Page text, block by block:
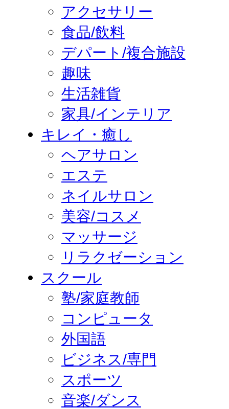
アクセサリー
食品/飲料
デパート/複合施設
趣味
生活雑貨
家具/インテリア
キレイ・癒し
ヘアサロン
エステ
ネイルサロン
美容/コスメ
マッサージ
リラクゼーション
スクール
塾/家庭教師
コンピュータ
外国語
ビジネス/専門
スポーツ
音楽/ダンス